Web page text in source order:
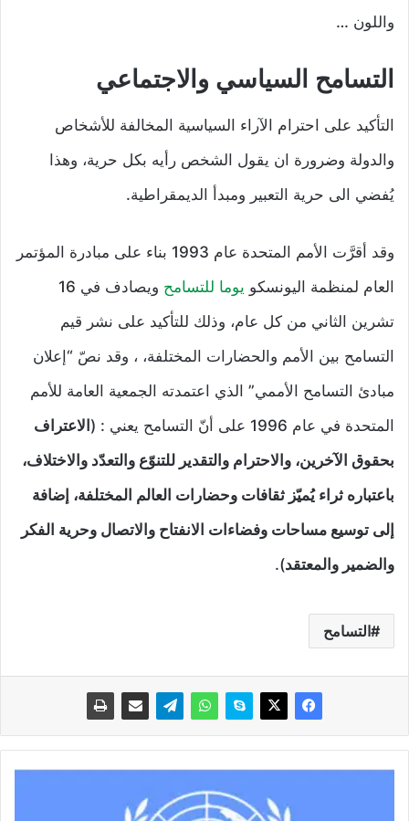
واللون …
التسامح السياسي والاجتماعي
التأكيد على احترام الآراء السياسية المخالفة للأشخاص
والدولة وضرورة ان يقول الشخص رأيه بكل حرية، وهذا
يُفضي الى حرية التعبير ومبدأ الديمقراطية.
وقد أقرَّت الأمم المتحدة عام 1993 بناء على مبادرة المؤتمر
العام لمنظمة اليونسكو يوما للتسامح
ويصادف في 16
تشرين الثاني من كل عام، وذلك للتأكيد على نشر قيم
التسامح بين الأمم والحضارات المختلفة، ، وقد نصّ “إعلان
مبادئ التسامح الأممي” الذي اعتمدته الجمعية العامة للأمم
المتحدة في عام 1996 على أنّ التسامح يعني : (
الاعتراف
بحقوق الآخرين، والاحترام والتقدير للتنوّع والتعدّد والاختلاف،
باعتباره ثراء يُميّز ثقافات وحضارات العالم المختلفة، إضافة
إلى توسيع مساحات وفضاءات الانفتاح والاتصال وحرية الفكر
والضمير والمعتقد).
التسامح